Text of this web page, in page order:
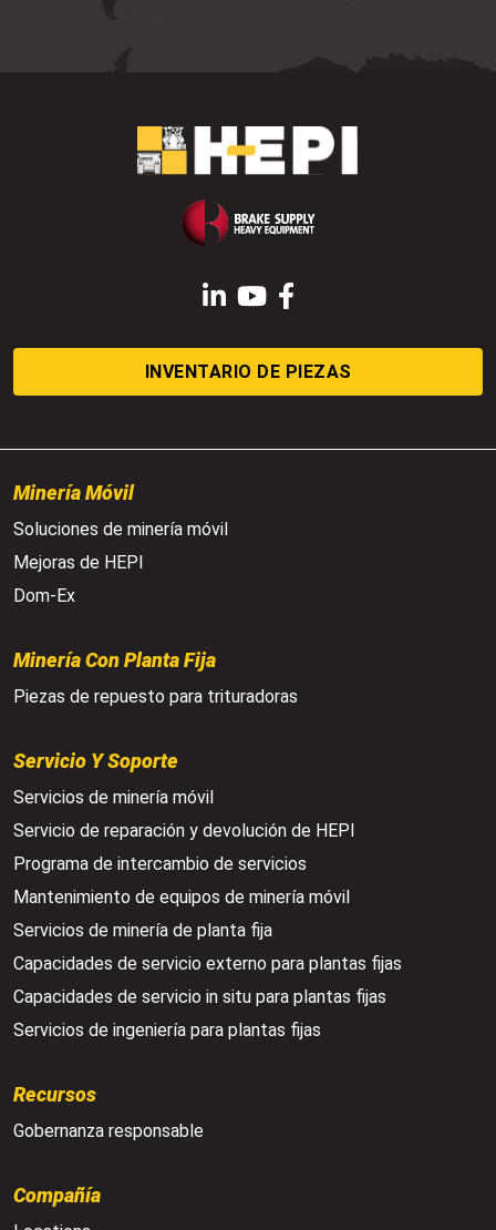
LinkedInYouTubeFacebook
INVENTARIO DE PIEZAS
Minería Móvil
Soluciones de minería móvil
Mejoras de HEPI
Dom-Ex
Minería Con Planta Fija
Piezas de repuesto para trituradoras
Servicio Y Soporte
Servicios de minería móvil
Servicio de reparación y devolución de HEPI
Programa de intercambio de servicios
Mantenimiento de equipos de minería móvil
Servicios de minería de planta fija
Capacidades de servicio externo para plantas fijas
Capacidades de servicio in situ para plantas fijas
Servicios de ingeniería para plantas fijas
Recursos
Gobernanza responsable
Compañía